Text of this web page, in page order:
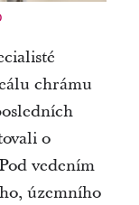
chrámu
o
vedením
územního